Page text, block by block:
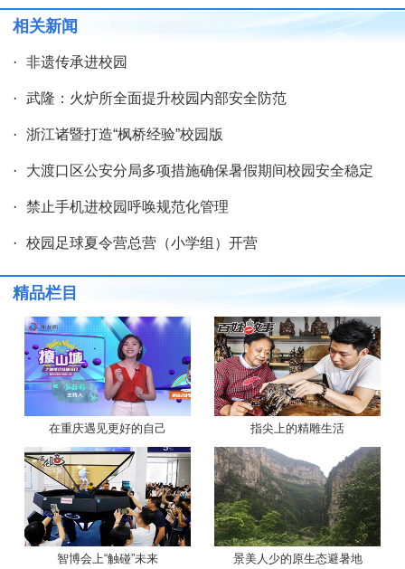
相关新闻
· 非遗传承进校园
· 武隆：火炉所全面提升校园内部安全防范
· 浙江诸暨打造“枫桥经验”校园版
· 大渡口区公安分局多项措施确保暑假期间校园安全稳定
· 禁止手机进校园呼唤规范化管理
· 校园足球夏令营总营（小学组）开营
精品栏目
在重庆遇见更好的自己 指尖上的精雕生活
智博会上“触碰”未来 景美人少的原生态避暑地